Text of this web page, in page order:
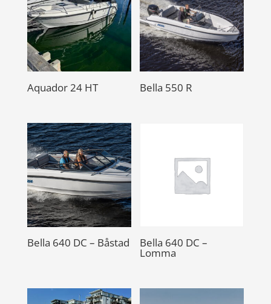
Aquador 24 HT Bella 550 R
Bella 640 DC – Båstad Bella 640 DC –
Lomma